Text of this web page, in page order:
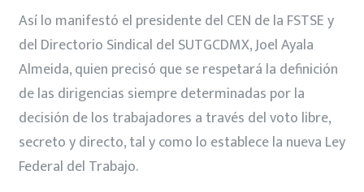
Así lo manifestó el presidente del CEN de la FSTSE y
del Directorio Sindical del SUTGCDMX, Joel Ayala
Almeida, quien precisó que se respetará la definición
de las dirigencias siempre determinadas por la
decisión de los trabajadores a través del voto libre,
secreto y directo, tal y como lo establece la nueva Ley
Federal del Trabajo.